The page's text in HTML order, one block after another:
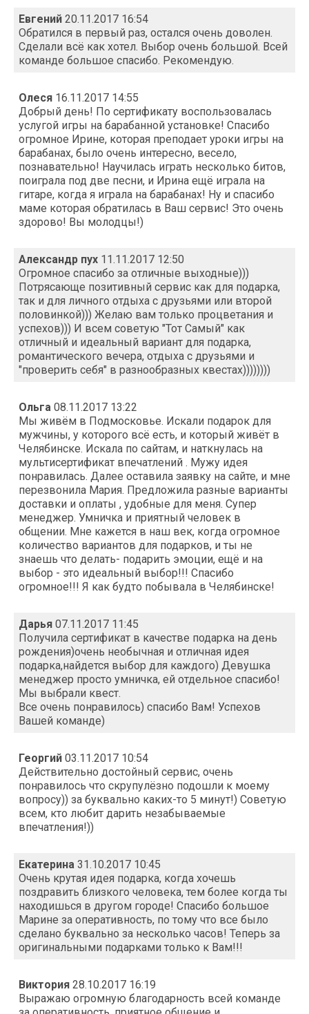
Евгений 20.11.2017 16:54
Обратился в первый раз, остался очень доволен.
Сделали всё как хотел. Выбор очень большой. Всей
команде большое спасибо. Рекомендую.
Олеся 16.11.2017 14:55
Добрый день! По сертификату воспользовалась
услугой игры на барабанной установке! Спасибо
огромное Ирине, которая преподает уроки игры на
барабанах, было очень интересно, весело,
познавательно! Научилась играть несколько битов,
поиграла под две песни, и Ирина ещё играла на
гитаре, когда я играла на барабанах! Ну и спасибо
маме которая обратилась в Ваш сервис! Это очень
здорово! Вы молодцы!)
Александр пух 11.11.2017 12:50
Огромное спасибо за отличные выходные)))
Потрясающе позитивный сервис как для подарка,
так и для личного отдыха с друзьями или второй
половинкой))) Желаю вам только процветания и
успехов))) И всем советую "Тот Самый" как
отличный и идеальный вариант для подарка,
романтического вечера, отдыха с друзьями и
"проверить себя" в разнообразных квестах))))))))
Ольга 08.11.2017 13:22
Мы живём в Подмосковье. Искали подарок для
мужчины, у которого всё есть, и который живёт в
Челябинске. Искала по сайтам, и наткнулась на
мультисертификат впечатлений . Мужу идея
понравилась. Далее оставила заявку на сайте, и мне
перезвонила Мария. Предложила разные варианты
доставки и оплаты , удобные для меня. Супер
менеджер. Умничка и приятный человек в
общении. Мне кажется в наш век, когда огромное
количество вариантов для подарков, и ты не
знаешь что делать- подарить эмоции, ещё и на
выбор - это идеальный выбор!!! Спасибо
огромное!!! Я как будто побывала в Челябинске!
Дарья 07.11.2017 11:45
Получила сертификат в качестве подарка на день
рождения)очень необычная и отличная идея
подарка,найдется выбор для каждого) Девушка
менеджер просто умничка, ей отдельное спасибо!
Мы выбрали квест.
Все очень понравилось) спасибо Вам! Успехов
Вашей команде)
Георгий 03.11.2017 10:54
Действительно достойный сервис, очень
понравилось что скрупулёзно подошли к моему
вопросу)) за буквально каких-то 5 минут!) Советую
всем, кто любит дарить незабываемые
впечатления!))
Екатерина 31.10.2017 10:45
Очень крутая идея подарка, когда хочешь
поздравить близкого человека, тем более когда ты
находишься в другом городе! Спасибо большое
Марине за оперативность, по тому что все было
сделано буквально за несколько часов! Теперь за
оригинальными подарками только к Вам!!!
Виктория 28.10.2017 16:19
Выражаю огромную благодарность всей команде